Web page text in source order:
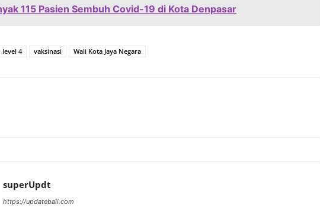
115 Pasien Sembuh Covid-19 di Kota Denpasar
level 4 vaksinasi Wali Kota Jaya Negara
superUpdt
https://updatebali.com